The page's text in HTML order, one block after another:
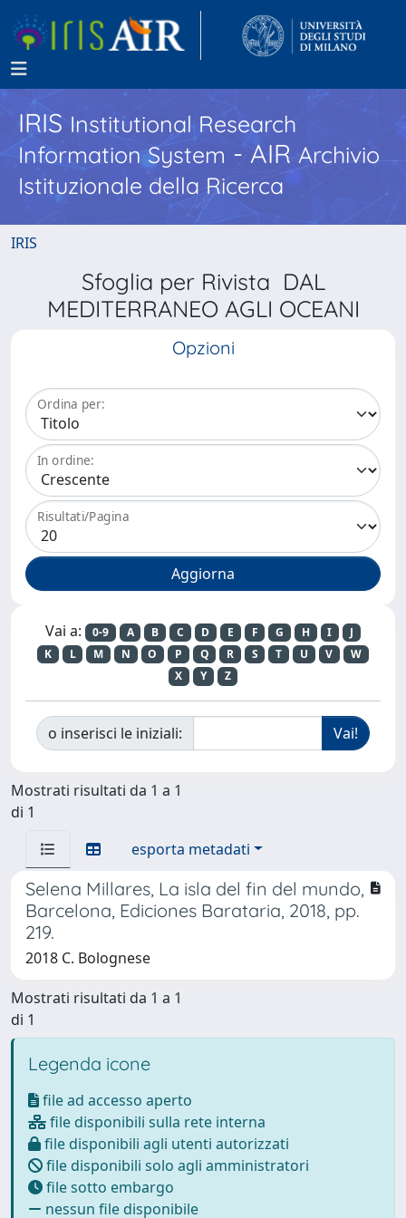
IRISInstitutional Research
Information System - AIR Archivio
Istituzionale della Ricerca
IRIS
Sfoglia per Rivista DAL
MEDITERRANEO AGLI OCEANI
Opzioni
Ordina per:
In ordine:
Risultati/Pagina
Vai a: 0-9 A B C D E F G H I
J
K
L M N O P Q R S T U V
W
X
Y Z
o inserisci le iniziali:
Mostrati risultati da 1 a 1
di 1
esporta metadati
Selena Millares, La isla del fin del mundo,
Barcelona, Ediciones Barataria, 2018, pp.
219.
2018 C. Bolognese
Mostrati risultati da 1 a 1
di 1
Legenda icone
file ad accesso aperto
file disponibili sulla rete interna
file disponibili agli utenti autorizzati
file disponibili solo agli amministratori
file sotto embargo
nessun file disponibile